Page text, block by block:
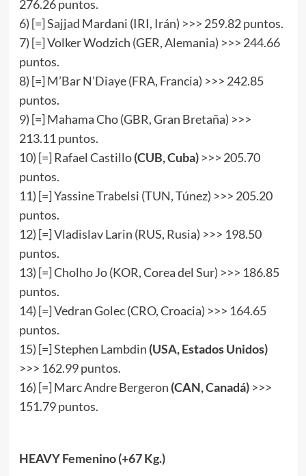
276.26 puntos.
6) [=] Sajjad Mardani (IRI, Irán) >>> 259.82 puntos.
7) [=] Volker Wodzich (GER, Alemania) >>> 244.66
puntos.
8) [=] M’Bar N’Diaye (FRA, Francia) >>> 242.85
puntos.
9) [=] Mahama Cho (GBR, Gran Bretaña) >>>
213.11 puntos.
10) [=] Rafael Castillo(CUB,Cuba)>>> 205.70
puntos.
11) [=] Yassine Trabelsi (TUN, Túnez) >>> 205.20
puntos.
12) [=] Vladislav Larin (RUS, Rusia) >>> 198.50
puntos.
13) [=] Cholho Jo (KOR, Corea del Sur) >>> 186.85
puntos.
14) [=] Vedran Golec (CRO, Croacia) >>> 164.65
puntos.
15) [=] Stephen Lambdin (USA, Estados Unidos)
>>> 162.99 puntos.
16) [=] Marc Andre Bergeron (CAN, Canadá)>>>
151.79 puntos.
HEAVYFemenino (+67 Kg.)